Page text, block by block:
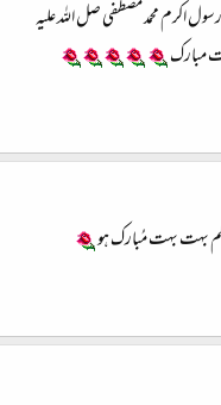
اکرم محمد مصطفی صل اللہ علیہ
مبارک
وسلم بہت بہت مُبارک ہو